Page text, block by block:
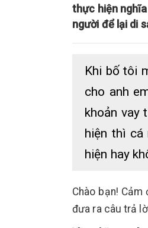
thực hiện
người để lại di
Khi bố tôi
cho anh
khoản vay
hiện thì cá
hiện hay
Chào bạn!
đưa ra câu trả